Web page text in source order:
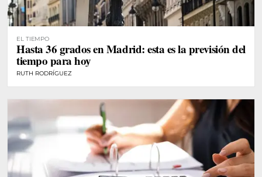
EL TIEMPO
Hasta 36 grados en Madrid: esta es la previsión del
tiempo para hoy
RUTH RODRÍGUEZ